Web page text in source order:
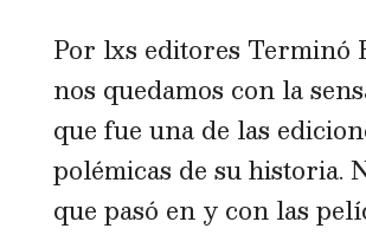
Por lxs editores Terminó
nos quedamos con la
que fue una de las
polémicas de su historia.
que pasó en y con las